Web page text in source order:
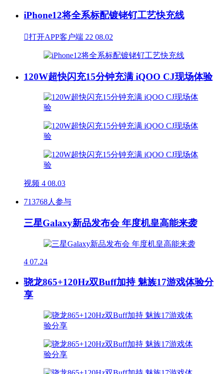
iPhone12将全系标配镀铑钌工艺快充线
打开APP客户端 22 08.02
120W超快闪充15分钟充满 iQOO CJ现场体验
视频 4 08.03
713768人参与
三星Galaxy新品发布会 年度机皇高能来袭
4 07.24
骁龙865+120Hz双Buff加持 魅族17游戏体验分
享